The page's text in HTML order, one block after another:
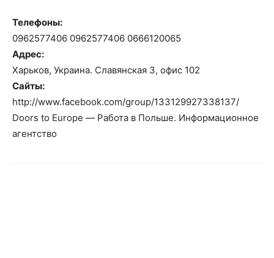
Телефоны:
0962577406 0962577406 0666120065
Адрес:
Харьков, Украина. Славянская 3, офис 102
Сайты:
http://www.facebook.com/group/133129927338137/
Doors to Europe — Работа в Польше. Информационное
агентство